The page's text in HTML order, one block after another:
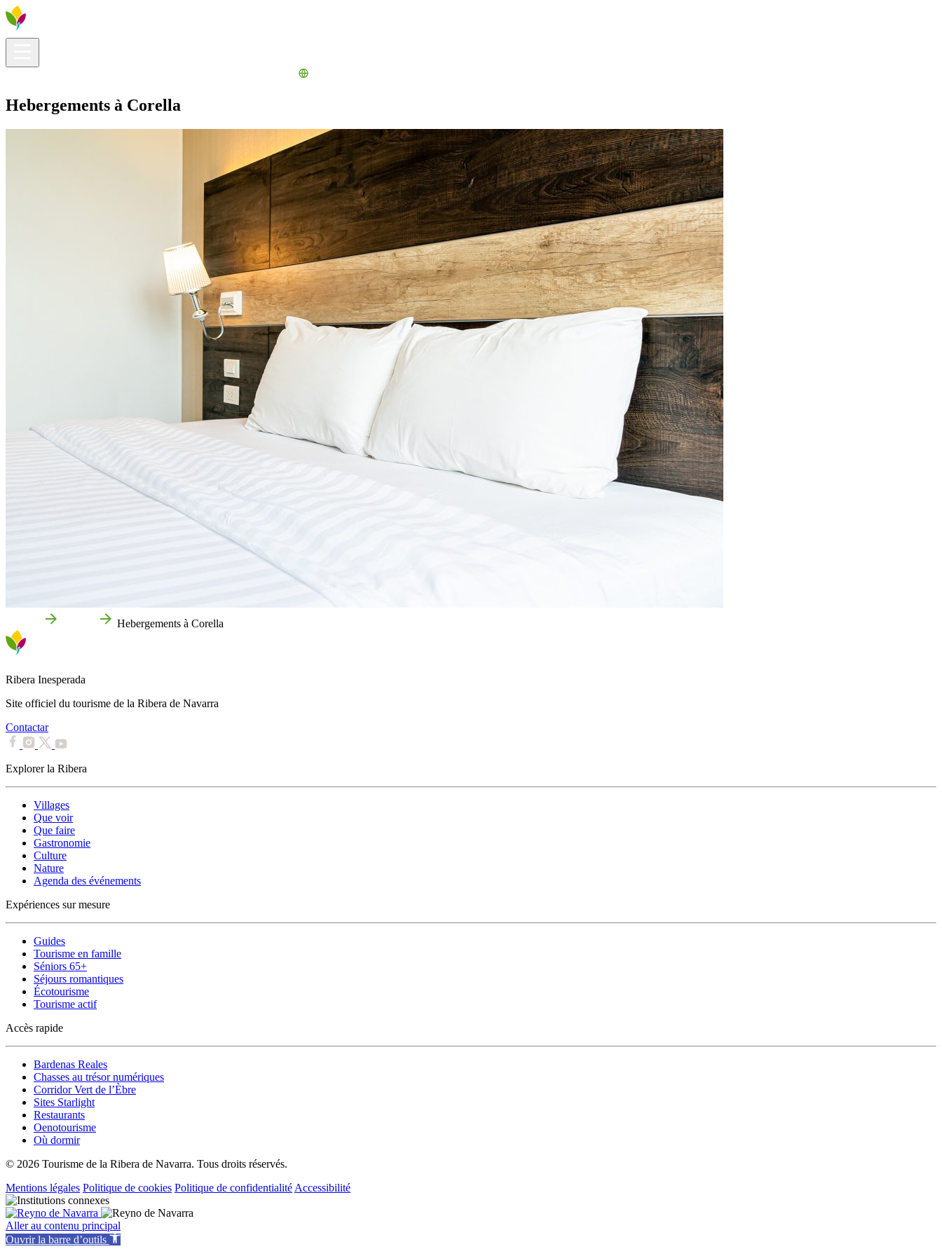
Hebergements à Corella
Hebergements à Corella
Ribera Inesperada
Site officiel du tourisme de la Ribera de Navarra
Contactar
Explorer la Ribera
Villages
Que voir
Que faire
Gastronomie
Culture
Nature
Agenda des événements
Expériences sur mesure
Guides
Tourisme en famille
Séniors 65+
Séjours romantiques
Écotourisme
Tourisme actif
Accès rapide
Bardenas Reales
Chasses au trésor numériques
Corridor Vert de l’Èbre
Sites Starlight
Restaurants
Oenotourisme
Où dormir
© 2026 Tourisme de la Ribera de Navarra. Tous droits réservés.
Mentions légales Politique de cookies Politique de confidentialité Accessibilité
Aller au contenu principal
Ouvrir la barre d’outils